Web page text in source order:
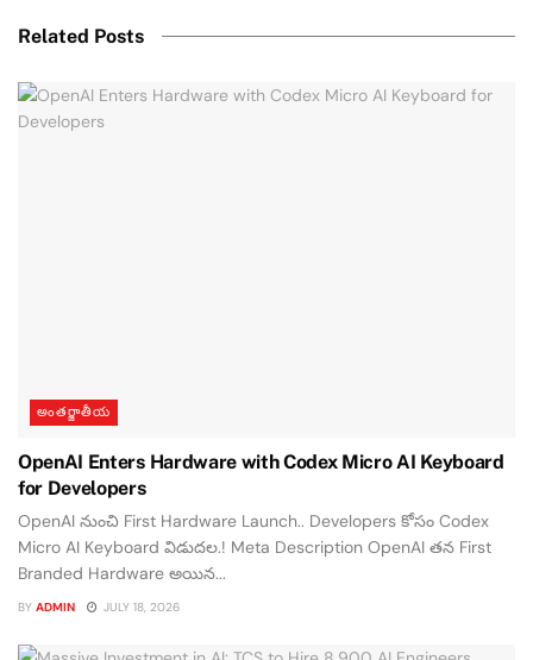
Related Posts
అంతర్జాతీయ
OpenAI Enters Hardware with Codex Micro AI Keyboard
for Developers
OpenAI నుంచి First Hardware Launch.. Developers కోసం Codex
Micro AI Keyboard విడుదల.! Meta Description OpenAI తన First
Branded Hardware అయిన...
BY ADMIN JULY 18, 2026